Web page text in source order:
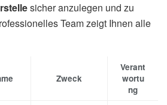
sicher anzulegen und zu
Team zeigt Ihnen alle
Zweck
Verant
wortu
ng